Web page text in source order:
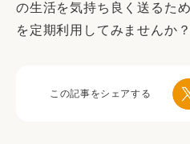
の生活を気持ち良く送るた
を定期利用してみませんか？
この記事をシェアする